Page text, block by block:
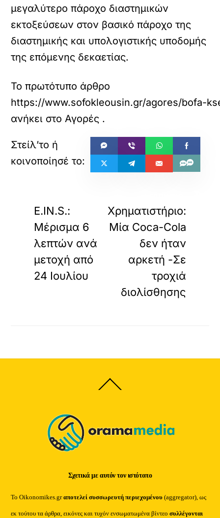
μεγαλύτερο πάροχο διαστημικών
εκτοξεύσεων στον βασικό πάροχο της
διαστημικής και υπολογιστικής υποδομής
της επόμενης δεκαετίας.
Το πρωτότυπο άρθρο
https://www.sofokleousin.gr/agores/bofa-
ανήκει στοΑγορές .
E.IN.S.:
Μέρισμα 6
λεπτών ανά
μετοχή από
24 Ιουλίου
Χρηματιστήριο:
Μία Coca-Cola
δεν ήταν
αρκετή -Σε
τροχιά
διολίσθησης
Back
To
Σχετικά με αυτόν τον ιστότοπο
Το Oikonomikes.grαποτελεί συσσωρευτή περιεχομένου (aggregator), ως
εκ τούτου τα άρθρα, εικόνες και τυχόν ενσωματωμένα βίντεοσυλλέγονται